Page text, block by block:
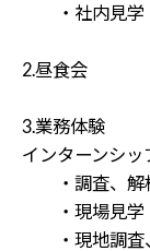
・社内見学
2.昼食会
3.業務体験
インターンシッ
・調査、解
・現場見学
・現地調査